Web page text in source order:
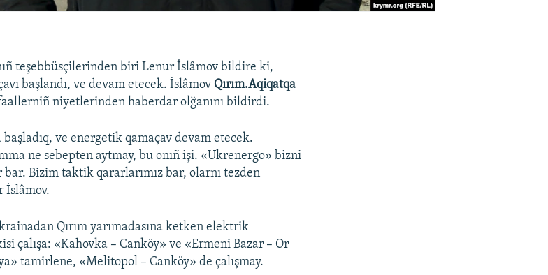
teşebbüsçilerinden biri Lenur İslâmov bildire ki,
başlandı, ve devam etecek. İslâmov Qırım.Aqiqatqa
niyetlerinden haberdar olğanını bildirdi.
ve energetik qamaçav devam etecek.
ne sebepten aytmay, bu onıñ işi. «Ukrenergo» bizni
Bizim taktik qararlarımız bar, olarnı tezden
İslâmov.
Qırım yarımadasına ketken elektrik
çalışa: «Kahovka – Canköy» ve «Ermeni Bazar – Or
tamirlene, «Melitopol – Canköy» de çalışmay.